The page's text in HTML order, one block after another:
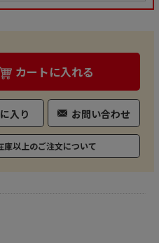
カートに入れる
入り お問い合わせ
庫以上のご注文について